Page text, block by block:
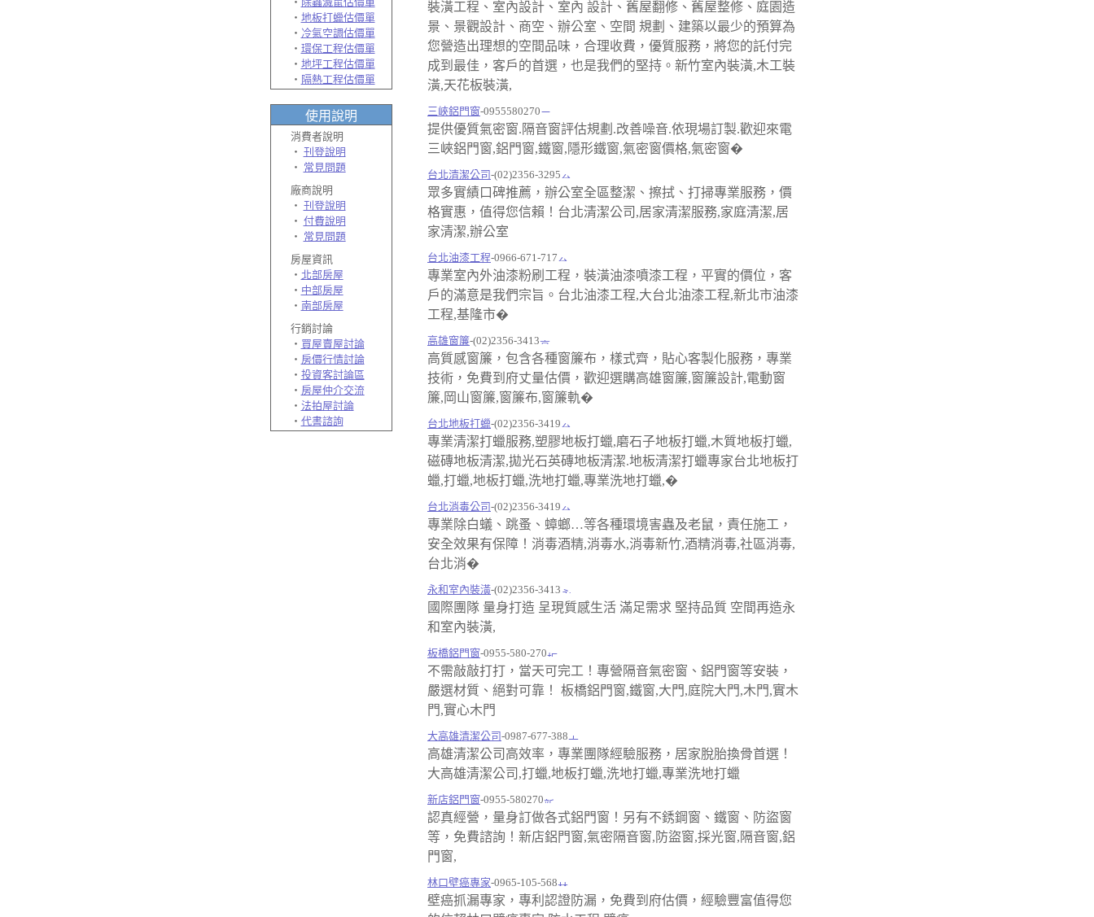
‧ 地板打蠟估價單
‧ 冷氣空調估價單
‧ 環保工程估價單
‧ 地坪工程估價單
‧ 隔熱工程估價單
使用說明
消費者說明
‧ 刊登說明
‧ 常見問題
廠商說明
‧ 刊登說明
‧ 付費說明
‧ 常見問題
房屋資訊
‧ 北部房屋
‧ 中部房屋
‧ 南部房屋
行銷討論
‧ 買屋賣屋討論
‧ 房價行情討論
‧ 投資客討論區
‧ 房屋仲介交流
‧ 法拍屋討論
‧ 代書諮詢
裝潢工程、室內設計、室內 設計、舊屋翻修、舊屋整修、庭園造
景、景觀設計、商空、辦公室、空間 規劃、建築以最少的預算為
您營造出理想的空間品味，合理收費，優質服務，將您的託付完
成到最佳，客戶的首選，也是我們的堅持。新竹室內裝潢,木工裝
潢,天花板裝潢,
三峽鋁門窗-0955580270
提供優質氣密窗.隔音窗評估規劃.改善噪音.依現場訂製.歡迎來電
三峽鋁門窗,鋁門窗,鐵窗,隱形鐵窗,氣密窗價格,氣密窗�
台北清潔公司-(02)2356-3295
眾多實績口碑推薦，辦公室全區整潔、擦拭、打掃專業服務，價
格實惠，值得您信賴！台北清潔公司,居家清潔服務,家庭清潔,居
家清潔,辦公室
台北油漆工程-0966-671-717
專業室內外油漆粉刷工程，裝潢油漆噴漆工程，平實的價位，客
戶的滿意是我們宗旨。台北油漆工程,大台北油漆工程,新北市油漆
工程,基隆市�
高雄窗簾-(02)2356-3413
高質感窗簾，包含各種窗簾布，樣式齊，貼心客製化服務，專業
技術，免費到府丈量估價，歡迎選購高雄窗簾,窗簾設計,電動窗
簾,岡山窗簾,窗簾布,窗簾軌�
台北地板打蠟-(02)2356-3419
專業清潔打蠟服務,塑膠地板打蠟,磨石子地板打蠟,木質地板打蠟,
磁磚地板清潔,拋光石英磚地板清潔.地板清潔打蠟專家台北地板打
蠟,打蠟,地板打蠟,洗地打蠟,專業洗地打蠟,�
台北消毒公司-(02)2356-3419
專業除白蟻、跳蚤、蟑螂…等各種環境害蟲及老鼠，責任施工，
安全效果有保障！消毒酒精,消毒水,消毒新竹,酒精消毒,社區消毒,
台北消�
永和室內裝潢-(02)2356-3413
國際團隊 量身打造 呈現質感生活 滿足需求 堅持品質 空間再造永
和室內裝潢,
板橋鋁門窗-0955-580-270
不需敲敲打打，當天可完工！專營隔音氣密窗、鋁門窗等安裝，
嚴選材質、絕對可靠！ 板橋鋁門窗,鐵窗,大門,庭院大門,木門,實木
門,實心木門
大高雄清潔公司-0987-677-388
高雄清潔公司高效率，專業團隊經驗服務，居家脫胎換骨首選！
大高雄清潔公司,打蠟,地板打蠟,洗地打蠟,專業洗地打蠟
新店鋁門窗-0955-580270
認真經營，量身訂做各式鋁門窗！另有不銹鋼窗、鐵窗、防盜窗
等，免費諮詢！新店鋁門窗,氣密隔音窗,防盜窗,採光窗,隔音窗,鋁
門窗,
林口壁癌專家-0965-105-568
壁癌抓漏專家，專利認證防漏，免費到府估價，經驗豐富值得您